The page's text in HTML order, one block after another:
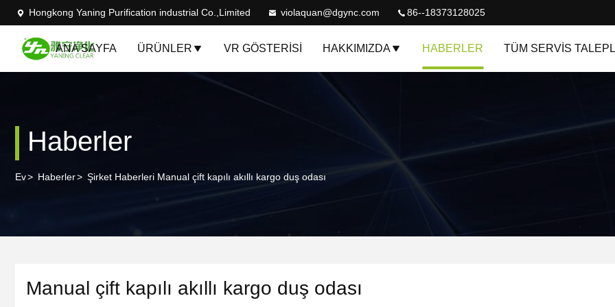
Hongkong Yaning Purification industrial Co.,Limited violaquan@dgync.com 86--18373128025
ANA SAYFA ÜRÜNLER VR GÖSTERISI HAKKIMIZDA HABERLER TÜM SERVIS
Haberler
Ev> Haberler> Şirket Haberleri Manual çift kapılı akıllı kargo duş odası
Manual çift kapılı akıllı kargo duş odası